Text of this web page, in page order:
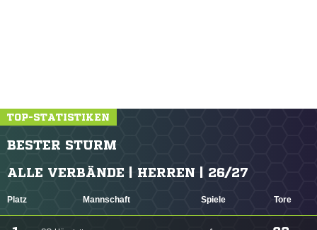
TOP-STATISTIKEN
BESTER STURM
ALLE VERBÄNDE | HERREN | 26/27
Platz Mannschaft Spiele Tore